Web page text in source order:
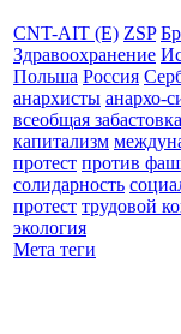
CNT-AIT (E) ZSP
Здравоохранение
Польша Россия
анархисты анархо-
всеобщая забастовка
капитализм
протест против
солидарность
протест трудовой
экология
Мета теги